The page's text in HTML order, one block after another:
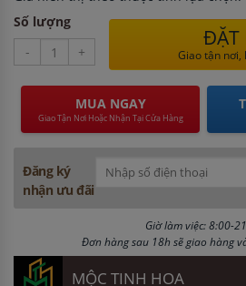
Số lượng
-
+
ĐẶT
Giao tận nơi,
MUA NGAY
Giao Tận Nơi Hoặc Nhận Tại Cửa Hàng
Đăng ký
nhận ưu đãi
Giờ làm việc: 8:00-
Đơn hàng sau 18h sẽ giao hàng
MỘC TINH HOA